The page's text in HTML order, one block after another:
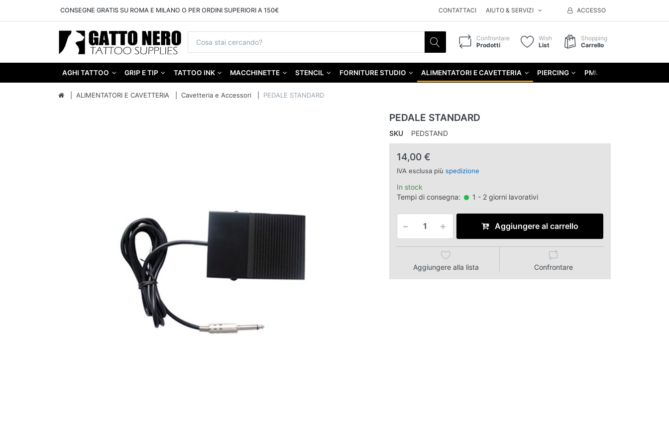
CONSEGNE GRATIS SU ROMA E MILANO O PER ORDINI SUPERIORI A 150€ CONTATTACI AIUTO & SERVIZI ACCESSO
Confrontare
Prodotti
Wish
List
Shopping
Carrello
AGHI TATTOO GRIP E TIP TATTOO INK MACCHINETTE STENCIL FORNITURE STUDIO ALIMENTATORI E CAVETTERIA PIERCING PMU
ALIMENTATORI E CAVETTERIA Cavetteria e Accessori PEDALE STANDARD
PEDALE STANDARD
SKU PEDSTAND
14,00 €
IVA esclusa più spedizione
In stock
Tempi di consegna:
1 - 2 giorni lavorativi
Aggiungere al carrello
Aggiungere alla lista Confrontare